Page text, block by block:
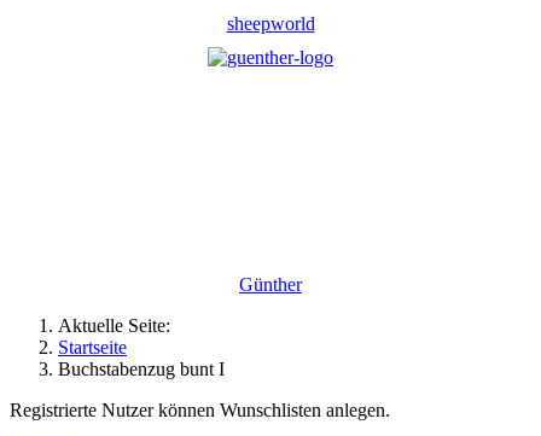
sheepworld
Günther
Aktuelle Seite:
Startseite
Buchstabenzug bunt I
Registrierte Nutzer können Wunschlisten anlegen.